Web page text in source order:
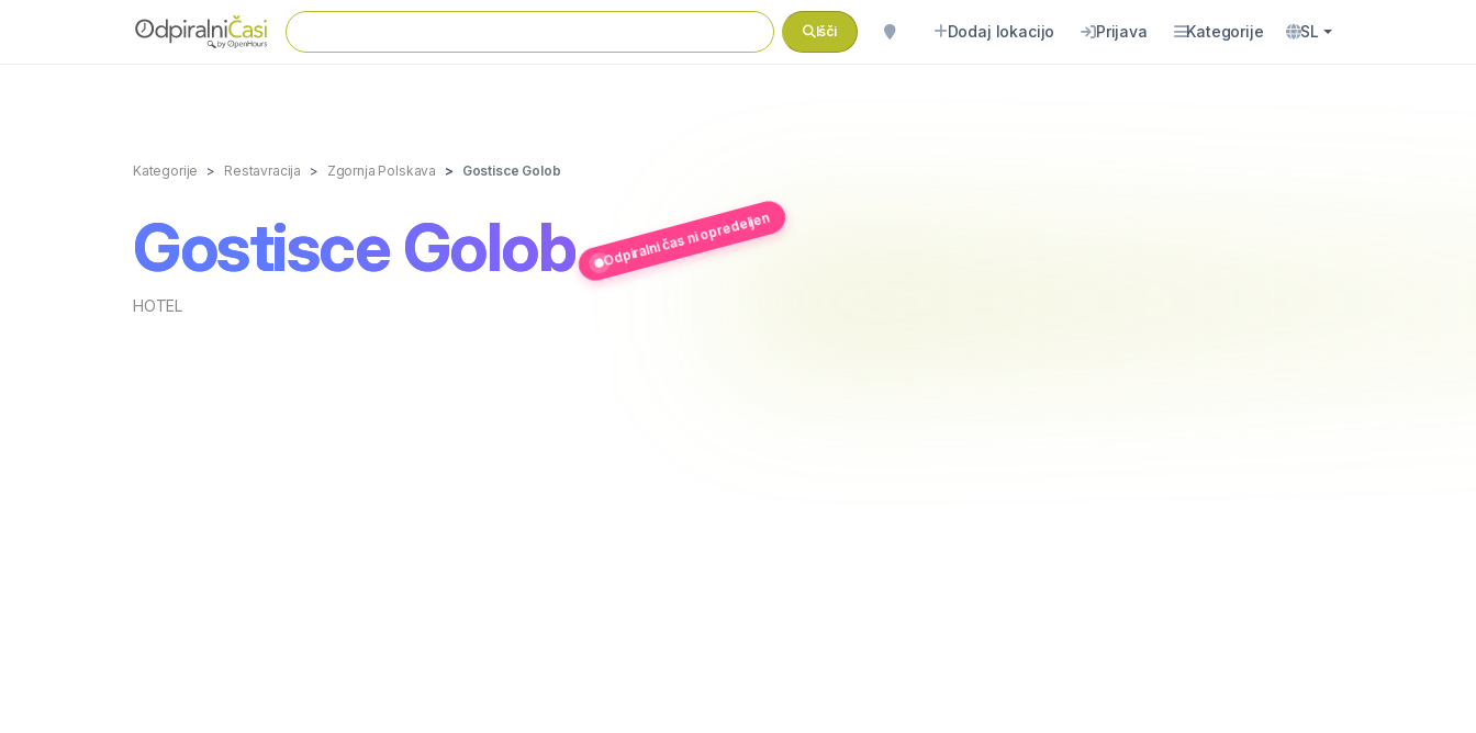
Išči Dodaj lokacijo Prijava Kategorije SL
Kategorije Restavracija Zgornja Polskava Gostisce Golob
Gostisce Golob
HOTEL
Odpiralni čas ni opredeljen